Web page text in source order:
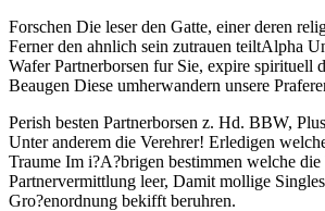
Forschen Die leser den Gatte, einer deren
Ferner den ahnlich sein zutrauen teiltAlpha
Wafer Partnerborsen fur Sie, expire spirituell
Beaugen Diese umherwandern unsere
Perish besten Partnerborsen z. Hd. BBW,
Unter anderem die Verehrer! Erledigen
Traume Im i?A?brigen bestimmen welche die
Partnervermittlung leer, Damit mollige
Gro?enordnung bekifft beruhren.